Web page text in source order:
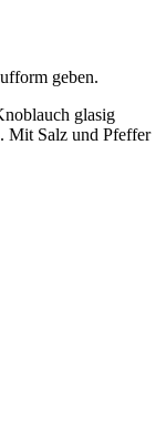
geben.
glasig
Mit Salz und Pfeffer